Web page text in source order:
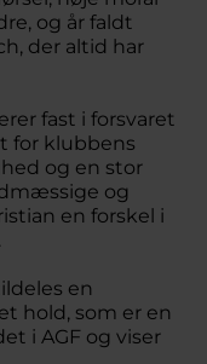
og år faldt
der altid har
fast i forsvaret
for klubbens
og en stor
og
en forskel i
en
hold, som er en
i AGF og viser